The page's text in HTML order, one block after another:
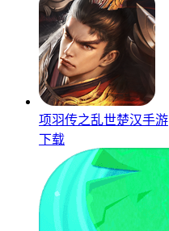
项羽传之乱世楚汉手游
下载